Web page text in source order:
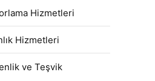
Hizmetleri
Hizmetleri
ve Teşvik